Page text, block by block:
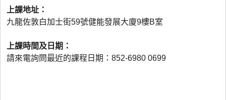
上課地址：
九龍佐敦白加士街59號健能發展大廈9樓B室
上課時間及日期：
請來電詢問最近的課程日期：852-6980 0699